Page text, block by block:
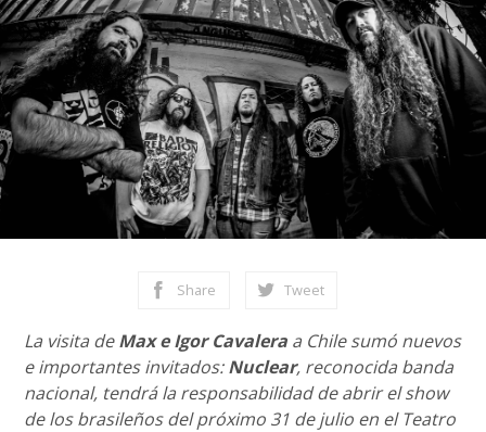
Share Tweet
La visita deMax e Igor Cavalera a Chile sumó nuevos
e importantes invitados:Nuclear, reconocida banda
nacional, tendrá la responsabilidad de abrir el show
de los brasileños del próximo 31 de julio en el Teatro